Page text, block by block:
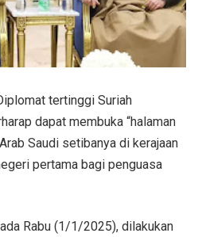
tertinggi Suriah
dapat membuka “halaman
Saudi setibanya di kerajaan
pertama bagi penguasa
Rabu (1/1/2025), dilakukan